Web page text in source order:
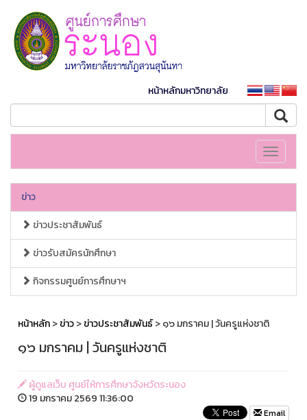
หน้าหลักมหาวิทยาลัย
Toggle
ข่าว
ข่าวประชาสัมพันธ์
ข่าวรับสมัครนักศึกษา
กิจกรรมศูนย์การศึกษาฯ
หน้าหลัก>ข่าว>ข่าวประชาสัมพันธ์> ๑๖ มกราคม | วันครูแห่งชาติ
๑๖ มกราคม | วันครูแห่งชาติ
ผู้ดูแลเว็บ ศูนย์ให้การศึกษาจังหวัดระนอง
19 มกราคม 2569 11:36:00
Email